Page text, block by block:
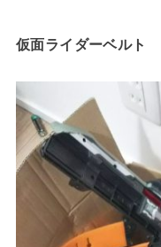
仮面ライダーベルト